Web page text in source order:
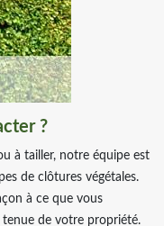
?
à tailler, notre équipe est
de clôtures végétales.
à ce que vous
de votre propriété.